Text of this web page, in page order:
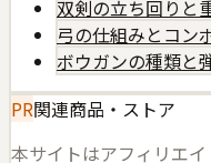
双剣の立ち回りと
弓の仕組みとコン
ボウガンの種類と
PR関連商品・ストア
本サイトはアフィリエ